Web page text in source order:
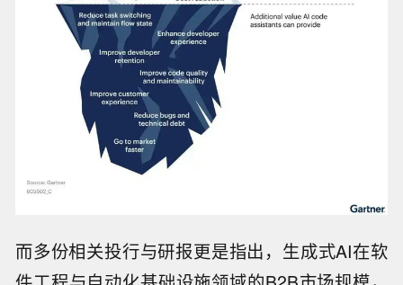
而多份相关投行与研报更是指出，生成式AI在软